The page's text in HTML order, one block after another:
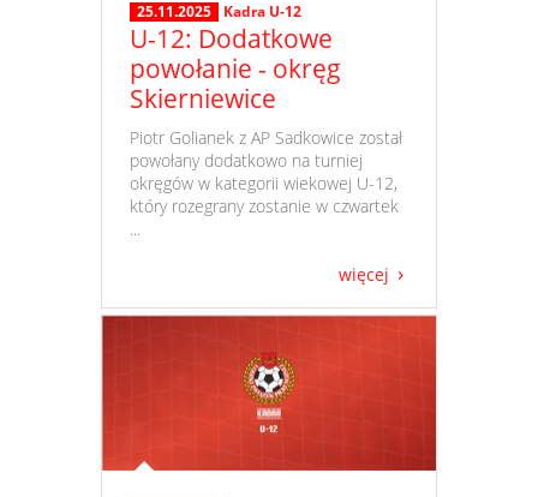
25.11.2025 Kadra U-12
U-12: Dodatkowe
powołanie - okręg
Skierniewice
​ Piotr Golianek z AP Sadkowice został
powołany dodatkowo na turniej
okręgów w kategorii wiekowej U-12,
który rozegrany zostanie w czwartek
...
więcej